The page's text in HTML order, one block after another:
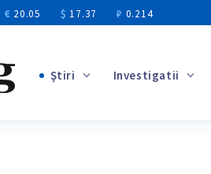
€ 20.05 $ 17.37 ₽ 0.214
Ştiri Investigatii